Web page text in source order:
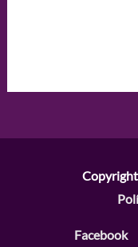
Facebook